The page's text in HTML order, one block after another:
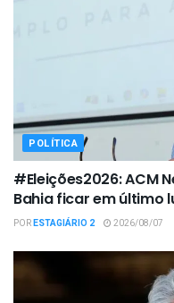
POLÍTICA
#Eleições2026: ACM
Bahia ficar em último
PORESTAGIÁRIO 2 2026/08/07